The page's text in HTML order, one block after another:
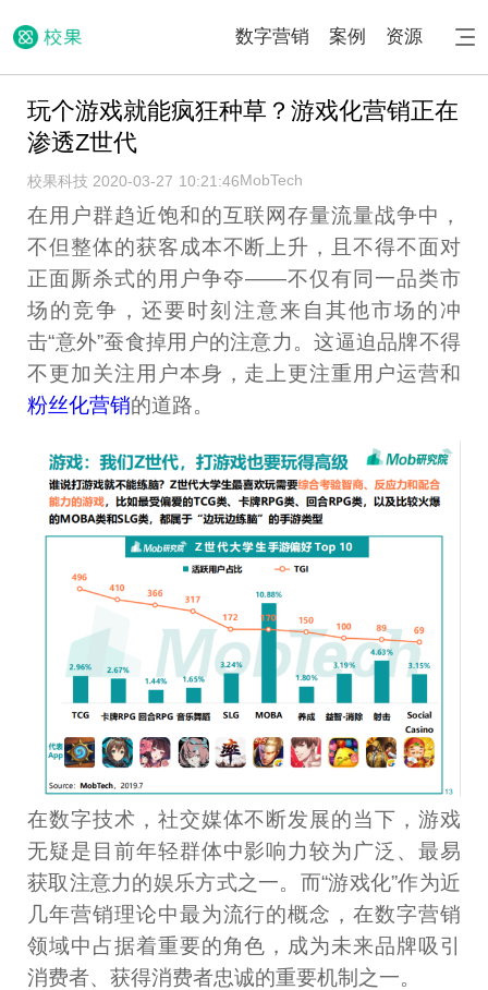
数字营销 案例 资源
玩个游戏就能疯狂种草？游戏化营销正在
渗透Z世代
校果科技 2020-03-27 10:21:46MobTech
在用户群趋近饱和的互联网存量流量战争中，
不但整体的获客成本不断上升，且不得不面对
正面厮杀式的用户争夺——不仅有同一品类市
场的竞争，还要时刻注意来自其他市场的冲
击“意外”蚕食掉用户的注意力。这逼迫品牌不得
不更加关注用户本身，走上更注重用户运营和
粉丝化营销的道路。
在数字技术，社交媒体不断发展的当下，游戏
无疑是目前年轻群体中影响力较为广泛、最易
获取注意力的娱乐方式之一。而“游戏化”作为近
几年营销理论中最为流行的概念，在数字营销
领域中占据着重要的角色，成为未来品牌吸引
消费者、获得消费者忠诚的重要机制之一。